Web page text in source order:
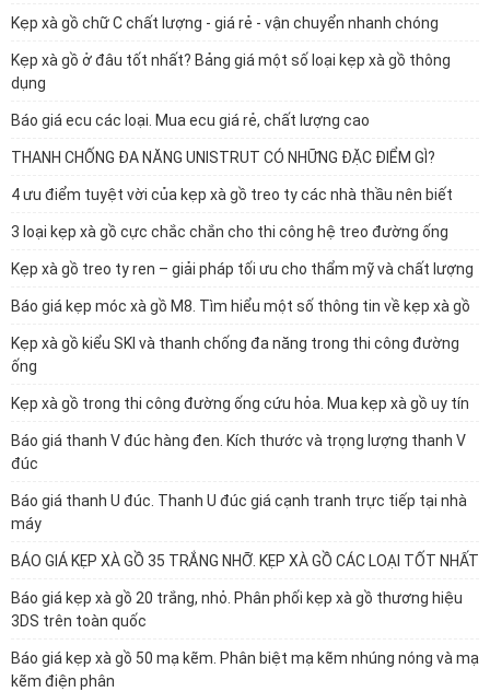
Kẹp xà gồ chữ C chất lượng - giá rẻ - vận chuyển nhanh chóng
Kẹp xà gồ ở đâu tốt nhất? Bảng giá một số loại kẹp xà gồ thông
dụng
Báo giá ecu các loại. Mua ecu giá rẻ, chất lượng cao
THANH CHỐNG ĐA NĂNG UNISTRUT CÓ NHỮNG ĐẶC ĐIỂM GÌ?
4 ưu điểm tuyệt vời của kẹp xà gồ treo ty các nhà thầu nên biết
3 loại kẹp xà gồ cực chắc chắn cho thi công hệ treo đường ống
Kẹp xà gồ treo ty ren – giải pháp tối ưu cho thẩm mỹ và chất lượng
Báo giá kẹp móc xà gồ M8. Tìm hiểu một số thông tin về kẹp xà gồ
Kẹp xà gồ kiểu SKI và thanh chống đa năng trong thi công đường
ống
Kẹp xà gồ trong thi công đường ống cứu hỏa. Mua kẹp xà gồ uy tín
Báo giá thanh V đúc hàng đen. Kích thước và trọng lượng thanh V
đúc
Báo giá thanh U đúc. Thanh U đúc giá cạnh tranh trực tiếp tại nhà
máy
BÁO GIÁ KẸP XÀ GỒ 35 TRẮNG NHỠ. KẸP XÀ GỒ CÁC LOẠI TỐT NHẤT
Báo giá kẹp xà gồ 20 trắng, nhỏ. Phân phối kẹp xà gồ thương hiệu
3DS trên toàn quốc
Báo giá kẹp xà gồ 50 mạ kẽm. Phân biệt mạ kẽm nhúng nóng và mạ
kẽm điện phân